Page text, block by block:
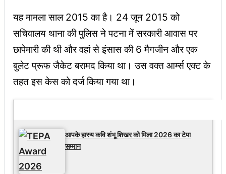
यह मामला साल 2015 का है। 24 जून 2015 को
सचिवालय थाना की पुलिस ने पटना में सरकारी आवास पर
छापेमारी की थी और वहां से इंसास की 6 मैगजीन और एक
बुलेट प्रूफ जैकेट बरामद किया था। उस वक्त आर्म्स एक्ट के
तहत इस केस को दर्ज किया गया था।
आपके हास्य कवि शंभू शिखर को मिला 2026 का टेपा
सम्मान